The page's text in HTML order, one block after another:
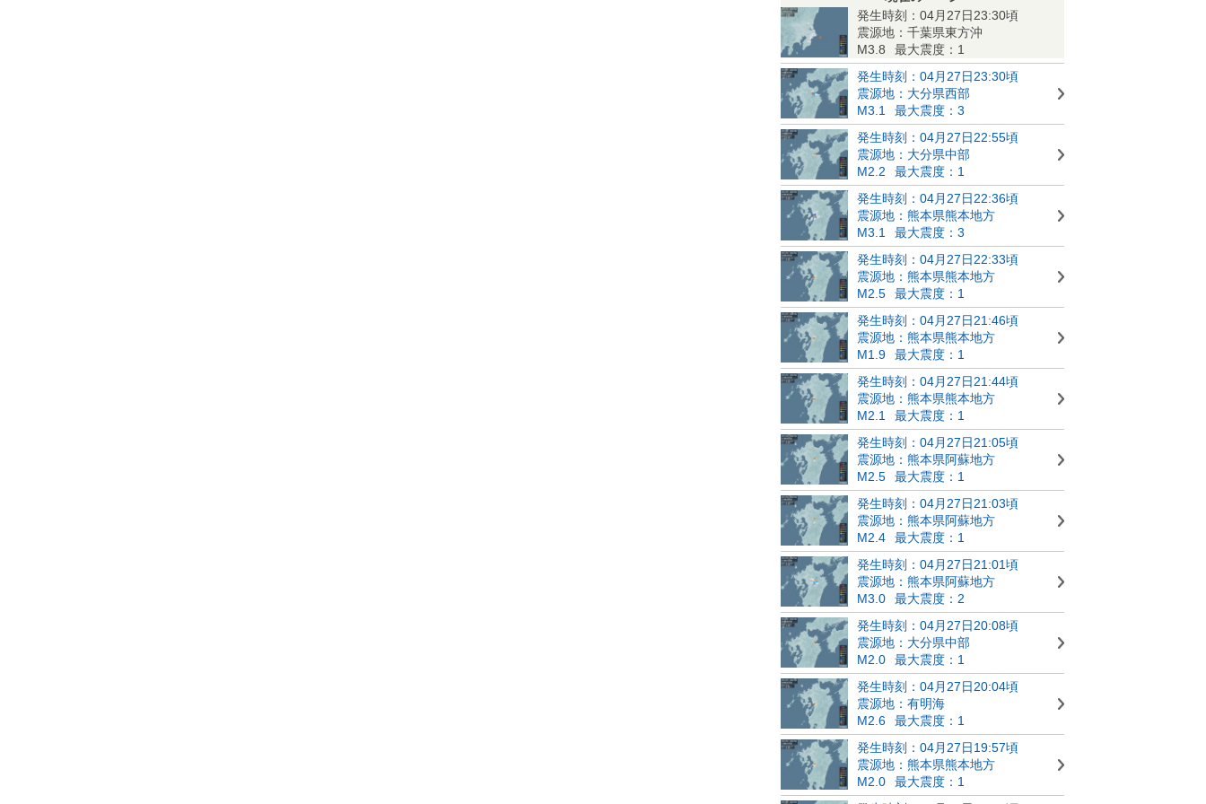
発生時刻：04月27日23:30頃
震源地：千葉県東方沖
M3.8
最大震度：1
発生時刻：04月27日23:30頃
震源地：大分県西部
M3.1
最大震度：3
発生時刻：04月27日22:55頃
震源地：大分県中部
M2.2
最大震度：1
発生時刻：04月27日22:36頃
震源地：熊本県熊本地方
M3.1
最大震度：3
発生時刻：04月27日22:33頃
震源地：熊本県熊本地方
M2.5
最大震度：1
発生時刻：04月27日21:46頃
震源地：熊本県熊本地方
M1.9
最大震度：1
発生時刻：04月27日21:44頃
震源地：熊本県熊本地方
M2.1
最大震度：1
発生時刻：04月27日21:05頃
震源地：熊本県阿蘇地方
M2.5
最大震度：1
発生時刻：04月27日21:03頃
震源地：熊本県阿蘇地方
M2.4
最大震度：1
発生時刻：04月27日21:01頃
震源地：熊本県阿蘇地方
M3.0
最大震度：2
発生時刻：04月27日20:08頃
震源地：大分県中部
M2.0
最大震度：1
発生時刻：04月27日20:04頃
震源地：有明海
M2.6
最大震度：1
発生時刻：04月27日19:57頃
震源地：熊本県熊本地方
M2.0
最大震度：1